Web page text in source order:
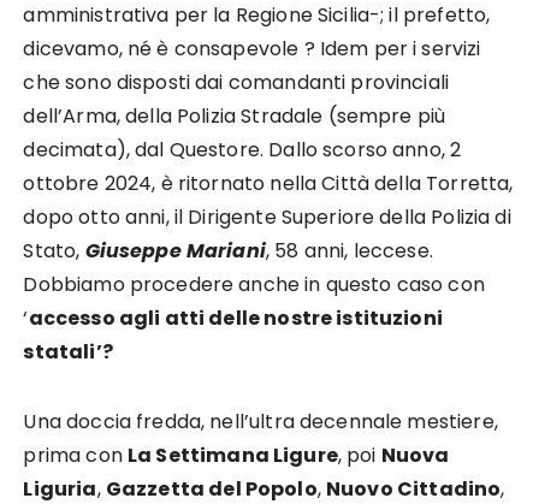
amministrativa per la Regione Sicilia-; il prefetto,
dicevamo, né è consapevole ? Idem per i servizi
che sono disposti dai comandanti provinciali
dell’Arma, della Polizia Stradale (sempre più
decimata), dal Questore. Dallo scorso anno,2
ottobre 2024, è ritornato nella Città della Torretta,
dopo otto anni, il Dirigente Superiore della Polizia di
Stato, Giuseppe Mariani, 58 anni, leccese.
Dobbiamo procedere anche in questo caso con
‘accesso agli atti delle nostre istituzioni
statali’?
Una doccia fredda, nell’ultra decennale mestiere,
prima con La Settimana Ligure, poi Nuova
Liguria, Gazzetta del Popolo, Nuovo Cittadino,